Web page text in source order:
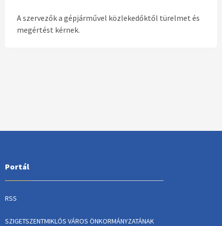
A szervezők a gépjárművel közlekedőktől türelmet és
megértést kérnek.
Portál
RSS
SZIGETSZENTMIKLÓS VÁROS ÖNKORMÁNYZATÁNAK